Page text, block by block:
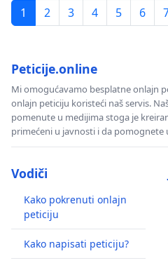
1
2 3 4 5 6
Peticije.online
Mi omogućavamo besplatne onlajn
onlajn peticiju koristeći naš servis.
pomenute u medijima stoga je
primećeni u javnosti i da pomognete
Vodiči
Kako pokrenuti onlajn
peticiju
Kako napisati peticiju?